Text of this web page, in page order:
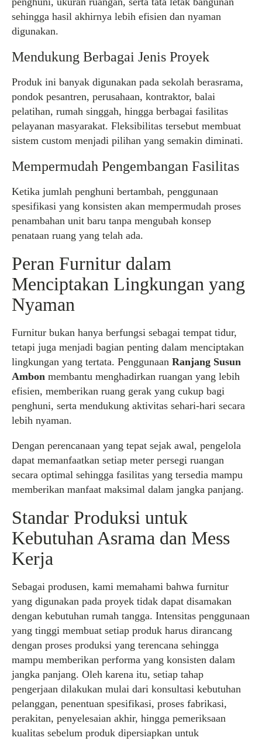
sehingga hasil akhirnya lebih efisien dan nyaman
digunakan.
Mendukung Berbagai Jenis Proyek
Produk ini banyak digunakan pada sekolah berasrama,
pondok pesantren, perusahaan, kontraktor, balai
pelatihan, rumah singgah, hingga berbagai fasilitas
pelayanan masyarakat. Fleksibilitas tersebut membuat
sistem custom menjadi pilihan yang semakin diminati.
Mempermudah Pengembangan Fasilitas
Ketika jumlah penghuni bertambah, penggunaan
spesifikasi yang konsisten akan mempermudah proses
penambahan unit baru tanpa mengubah konsep
penataan ruang yang telah ada.
Peran Furnitur dalam
Menciptakan Lingkungan yang
Nyaman
Furnitur bukan hanya berfungsi sebagai tempat tidur,
tetapi juga menjadi bagian penting dalam menciptakan
lingkungan yang tertata. Penggunaan Ranjang Susun
Ambon membantu menghadirkan ruangan yang lebih
efisien, memberikan ruang gerak yang cukup bagi
penghuni, serta mendukung aktivitas sehari-hari secara
lebih nyaman.
Dengan perencanaan yang tepat sejak awal, pengelola
dapat memanfaatkan setiap meter persegi ruangan
secara optimal sehingga fasilitas yang tersedia mampu
memberikan manfaat maksimal dalam jangka panjang.
Standar Produksi untuk
Kebutuhan Asrama dan Mess
Kerja
Sebagai produsen, kami memahami bahwa furnitur
yang digunakan pada proyek tidak dapat disamakan
dengan kebutuhan rumah tangga. Intensitas penggunaan
yang tinggi membuat setiap produk harus dirancang
dengan proses produksi yang terencana sehingga
mampu memberikan performa yang konsisten dalam
jangka panjang. Oleh karena itu, setiap tahap
pengerjaan dilakukan mulai dari konsultasi kebutuhan
pelanggan, penentuan spesifikasi, proses fabrikasi,
perakitan, penyelesaian akhir, hingga pemeriksaan
kualitas sebelum produk dipersiapkan untuk